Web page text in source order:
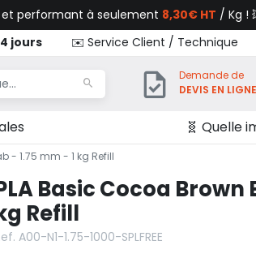
performant à seulement 8,30€ HT / Kg !
jours ✉️ Service Client / Technique
Demande de
DEVIS EN LIGNE
🧬 Quelle
- 1.75 mm - 1 kg Refill
Basic Cocoa Brown
Refill
A00-N1-1.75-1000-SPLFREE